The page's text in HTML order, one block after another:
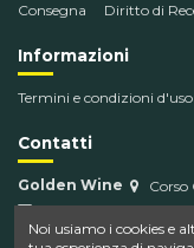
Consegna Diritto di
Informazioni
Termini e condizioni d'uso
Contatti
Golden Wine Corso
info@goldenwine.com
Noi usiamo i cookies e